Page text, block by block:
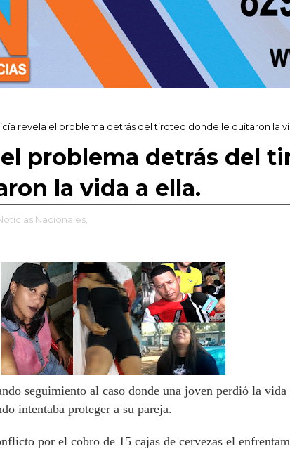
revela el problema detrás del tiroteo donde le quitaron la
problema detrás del
la vida a ella.
Nacionales,
seguimiento al caso donde una joven perdió la vida
intentaba proteger a su pareja.
por el cobro de 15 cajas de cervezas el